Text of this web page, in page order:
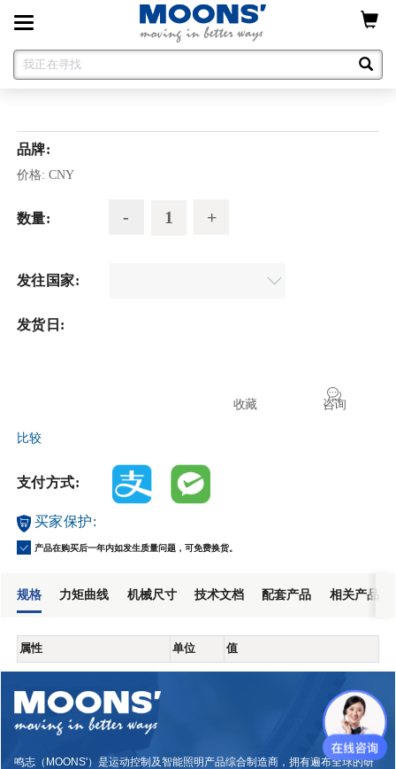
Toggle
navigation
品牌:
价格: CNY
数量:
发往国家:
发货日:
咨询
收藏
比较
支付方式:
买家保护:
产品在购买后一年内如发生质量问题，可免费换货。
规格 力矩曲线 机械尺寸 技术文档 配套产品 相关产品
属性 单位 值
鸣志（MOONS'）是运动控制及智能照明产品综合制造商，拥有遍布全球的研